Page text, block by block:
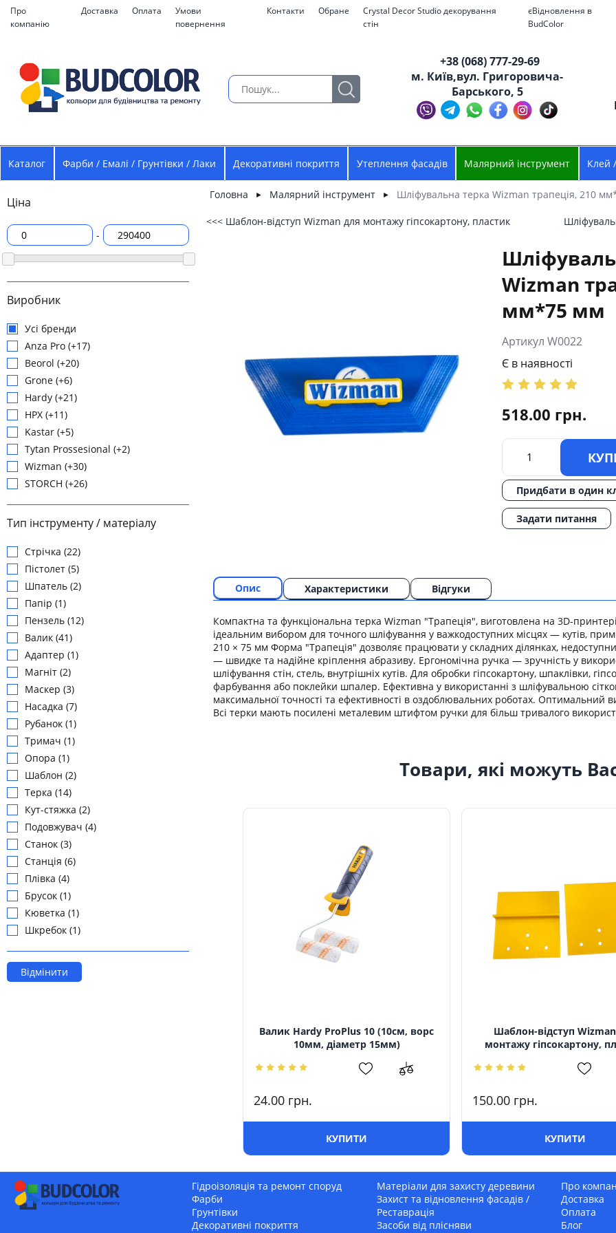
Про
компанію
Доставка Оплата
Умови
повернення
Контакти Обране
Crystal Decor Studio декорування
стін
єВідновлення в
BudColor
+38 (068) 777-29-69
м. Київ,вул. Григоровича-
Барського, 5
Каталог Фарби / Емалі / Грунтівки / Лаки Декоративні покриття Утеплення фасадів Малярний інструмент Клей
Ціна
-
Виробник
Усі бренди
Anza Pro (+17)
Beorol (+20)
Grone (+6)
Hardy (+21)
HPX (+11)
Kastar (+5)
Tytan Prossesional (+2)
Wizman (+30)
STORCH (+26)
Тип інструменту / матеріалу
Стрічка (22)
Пістолет (5)
Шпатель (2)
Папір (1)
Пензель (12)
Валик (41)
Адаптер (1)
Магніт (2)
Маскер (3)
Насадка (7)
Рубанок (1)
Тримач (1)
Опора (1)
Шаблон (2)
Терка (14)
Кут-стяжка (2)
Подовжувач (4)
Станок (3)
Станція (6)
Плівка (4)
Брусок (1)
Кюветка (1)
Шкребок (1)
Відмінити
Головна ► Малярний інструмент ► Шліфувальна терка Wizman трапеція, 210
<<< Шаблон-відступ Wizman для монтажу гіпсокартону, пластик
Wizman
мм*75 мм
Артикул W0022
Є в наявності
518.00 грн.
Придбати в один
Задати питання
Опис Характеристики Відгуки
Компактна та функціональна терка Wizman "Трапеція", виготовлена на 3D-
ідеальним вибором для точного шліфування у важкодоступних місцях — кутів,
210 × 75 мм Форма "Трапеція" дозволяє працювати у складних ділянках,
— швидке та надійне кріплення абразиву. Ергономічна ручка — зручність у
шліфування стін, стель, внутрішніх кутів. Для обробки гіпсокартону, шпаклівки,
фарбування або поклейки шпалер. Ефективна у використанні з шліфувальною
максимальної точності та ефективності в оздоблювальних роботах. Оптимальний
Всі терки мають посилені металевим штифтом ручки для більш тривалого
Товари, які можуть
Валик Hardy ProPlus 10 (10см, ворс
10мм, діаметр 15мм)
24.00 грн.
КУПИТИ
Шаблон-відступ
монтажу гіпсокартону,
150.00 грн.
КУПИТИ
Гідроізоляція та ремонт споруд
Фарби
Грунтівки
Декоративні покриття
Матеріали для захисту деревини
Захист та відновлення фасадів /
Реставрація
Засоби від плісняви
Про
Доставка
Оплата
Блог